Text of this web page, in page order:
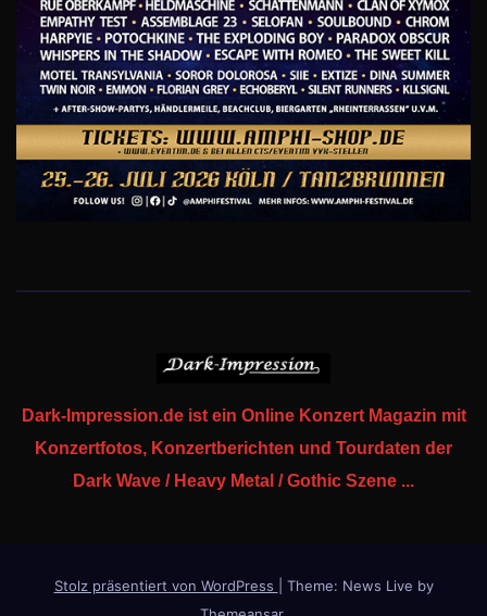
Dark-Impression.de ist ein Online Konzert Magazin mit
Konzertfotos, Konzertberichten und Tourdaten der
Dark Wave / Heavy Metal / Gothic Szene ...
Stolz präsentiert von WordPress
Theme: News Live by